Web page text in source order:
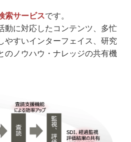
索サービスです。
動に対応したコンテンツ、多忙
やすいインターフェイス、研究
のノウハウ・ナレッジの共有機